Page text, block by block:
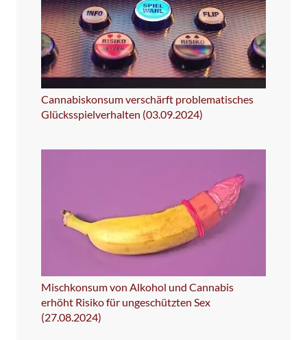
Cannabiskonsum verschärft problematisches
Glücksspielverhalten (03.09.2024)
Mischkonsum von Alkohol und Cannabis
erhöht Risiko für ungeschützten Sex
(27.08.2024)